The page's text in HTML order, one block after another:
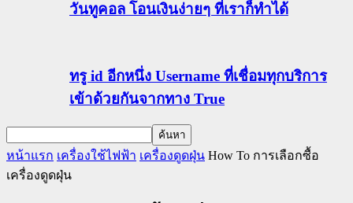
วันทูคอล โอนเงินง่ายๆ ที่เราก็ทำได้
ทรู id อีกหนึ่ง Username ที่เชื่อมทุกบริการ
เข้าด้วยกันจากทาง True
หน้าแรก เครื่องใช้ไฟฟ้า เครื่องดูดฝุ่น How To การเลือกซื้อ
เครื่องดูดฝุ่น